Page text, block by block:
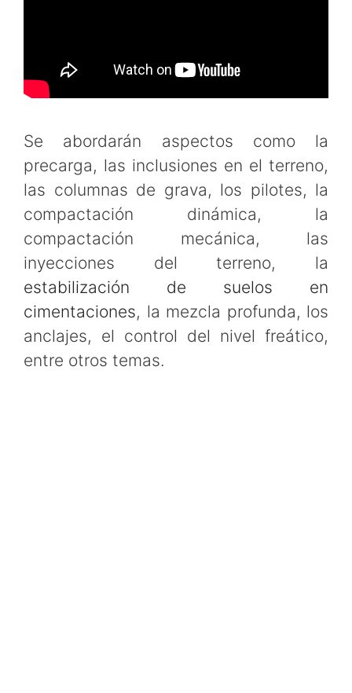
Se abordarán aspectos como la
precarga, las inclusiones en el terreno,
las columnas de grava, los pilotes, la
compactación dinámica, la
compactación mecánica, las
inyecciones del terreno, la
estabilización de suelos en
cimentaciones, la mezcla profunda, los
anclajes, el control del nivel freático,
entre otros temas.